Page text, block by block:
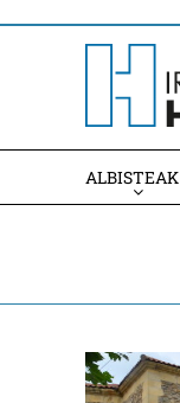
ALBISTEAK